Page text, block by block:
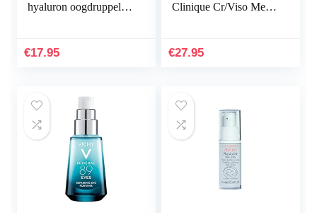
hyaluron oogdruppels
kalmerend (2 x 10 ml)
€17.95
Clinique Cr/Viso Men
Veelkleurig, U, Man
€27.95